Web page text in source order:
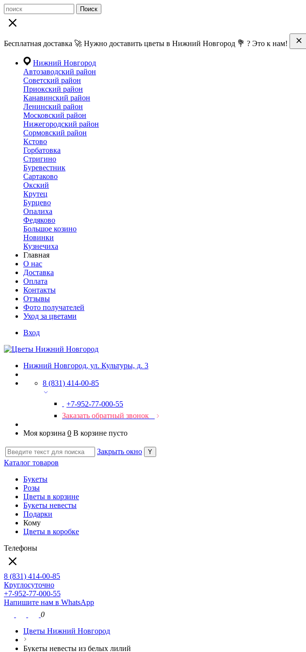
Поиск
Бесплатная доставка 🚀 Нужно доставить цветы в Нижний Новгород 💐 ? Это к нам!
Нижний Новгород
Автозаводский район
Советский район
Приокский район
Канавинский район
Ленинский район
Московский район
Нижегородский район
Сормовский район
Кстово
Горбатовка
Стригино
Буревестник
Сартаково
Окский
Крутец
Бурцево
Опалиха
Федяково
Большое козино
Новинки
Кузнечиха
Главная
О нас
Доставка
Оплата
Контакты
Отзывы
Фото получателей
Уход за цветами
Вход
Нижний Новгород, ул. Культуры, д. 3
8 (831) 414-00-85
+7-952-77-000-55
Заказать обратный звонок
Моя корзина 0 В корзине пусто
Закрыть окно
Каталог товаров
Букеты
Розы
Цветы в корзине
Букеты невесты
Подарки
Кому
Цветы в коробке
Телефоны
8 (831) 414-00-85
Круглосуточно
+7-952-77-000-55
Напишите нам в WhatsApp
0
Цветы Нижний Новгород
Букеты невесты из белых лилий